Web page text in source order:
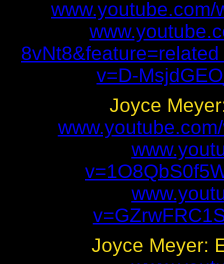
8vNt8&feature=related
v=D-
Joyce
Joyce Meyer: